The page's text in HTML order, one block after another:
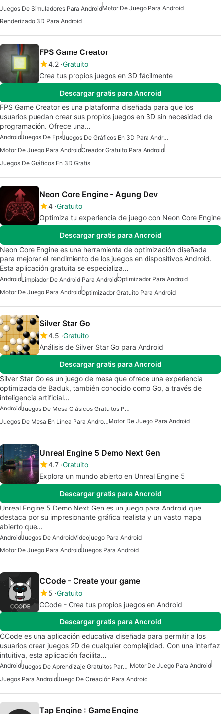
Juegos De Simuladores Para AndroidMotor De Juego Para Android
Renderizado 3D Para Android
FPS Game Creator
4.2 Gratuito
Crea tus propios juegos en 3D fácilmente
Descargar gratis para Android
FPS Game Creator es una plataforma diseñada para que los
usuarios puedan crear sus propios juegos en 3D sin necesidad de
programación. Ofrece una…
AndroidJuegos De Fps
Juegos De Gráficos En 3D Para Android
Motor De Juego Para AndroidCreador Gratuito Para Android
Juegos De Gráficos En 3D Gratis
Neon Core Engine - Agung Dev
4 Gratuito
Optimiza tu experiencia de juego con Neon Core Engine
Descargar gratis para Android
Neon Core Engine es una herramienta de optimización diseñada
para mejorar el rendimiento de los juegos en dispositivos Android.
Esta aplicación gratuita se especializa…
AndroidLimpiador De Android Para AndroidOptimizador Para Android
Motor De Juego Para AndroidOptimizador Gratuito Para Android
Silver Star Go
4.5 Gratuito
Análisis de Silver Star Go para Android
Descargar gratis para Android
Silver Star Go es un juego de mesa que ofrece una experiencia
optimizada de Baduk, también conocido como Go, a través de
inteligencia artificial…
Android
Juegos De Mesa Clásicos Gratuitos Para Android
Juegos De Mesa En Línea Para Android GratisMotor De Juego Para Android
Unreal Engine 5 Demo Next Gen
4.7 Gratuito
Explora un mundo abierto en Unreal Engine 5
Descargar gratis para Android
Unreal Engine 5 Demo Next Gen es un juego para Android que
destaca por su impresionante gráfica realista y un vasto mapa
abierto que…
AndroidJuegos De AndroidVideojuego Para Android
Motor De Juego Para AndroidJuegos Para Android
CCode - Create your game
5 Gratuito
CCode - Crea tus propios juegos en Android
Descargar gratis para Android
CCode es una aplicación educativa diseñada para permitir a los
usuarios crear juegos 2D de cualquier complejidad. Con una interfaz
intuitiva, esta aplicación facilita…
Android Juegos De Aprendizaje Gratuitos Para Android Motor De Juego Para Android
Juegos Para AndroidJuego De Creación Para Android
Tap Engine : Game Engine